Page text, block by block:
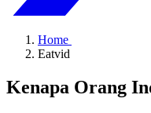
Home
Eatvid
Kenapa Orang